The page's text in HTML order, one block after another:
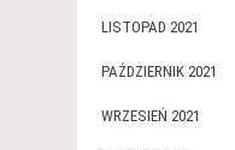
LISTOPAD 2021
PAŹDZIERNIK 2021
WRZESIEŃ 2021